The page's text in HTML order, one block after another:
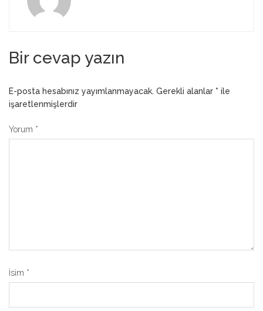
Bir cevap yazın
E-posta hesabınız yayımlanmayacak. Gerekli alanlar * ile
işaretlenmişlerdir
Yorum *
İsim *